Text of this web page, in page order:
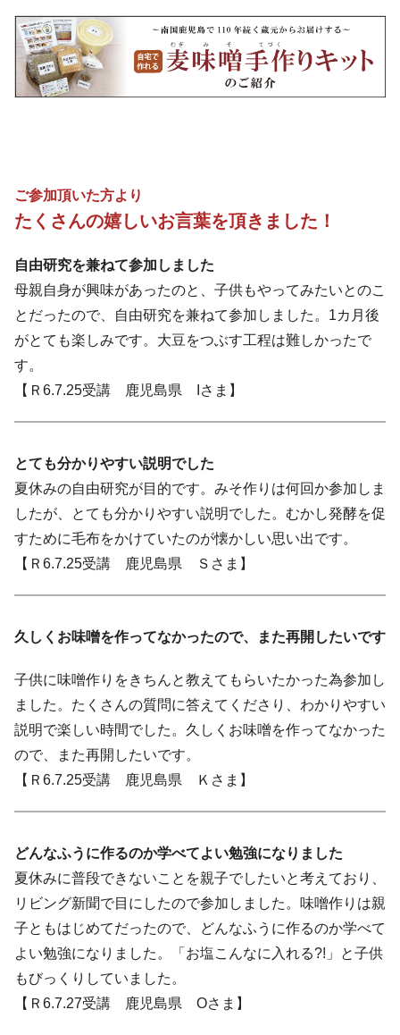
ご参加頂いた方より
たくさんの嬉しいお言葉を頂きました！
自由研究を兼ねて参加しました
母親自身が興味があったのと、子供もやってみたいとのこ
とだったので、自由研究を兼ねて参加しました。1カ月後
がとても楽しみです。大豆をつぶす工程は難しかったで
す。
【Ｒ6.7.25受講 鹿児島県 Iさま】
とても分かりやすい説明でした
夏休みの自由研究が目的です。みそ作りは何回か参加しま
したが、とても分かりやすい説明でした。むかし発酵を促
すために毛布をかけていたのが懐かしい思い出です。
【Ｒ6.7.25受講 鹿児島県 Ｓさま】
久しくお味噌を作ってなかったので、また再開したいです
子供に味噌作りをきちんと教えてもらいたかった為参加し
ました。たくさんの質問に答えてくださり、わかりやすい
説明で楽しい時間でした。久しくお味噌を作ってなかった
ので、また再開したいです。
【Ｒ6.7.25受講 鹿児島県 Ｋさま】
どんなふうに作るのか学べてよい勉強になりました
夏休みに普段できないことを親子でしたいと考えており、
リビング新聞で目にしたので参加しました。味噌作りは親
子ともはじめてだったので、どんなふうに作るのか学べて
よい勉強になりました。「お塩こんなに入れる?!」と子供
もびっくりしていました。
【Ｒ6.7.27受講 鹿児島県 Oさま】